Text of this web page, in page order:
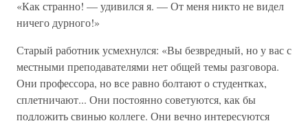
«Как странно! — удивился я. — От меня никто не видел
ничего дурного!»
Старый работник усмехнулся: «Вы безвредный, но у вас с
местными преподавателями нет общей темы разговора.
Они профессора, но все равно болтают о студентках,
сплетничают... Они постоянно советуются, как бы
подложить свинью коллеге. Они вечно интересуются